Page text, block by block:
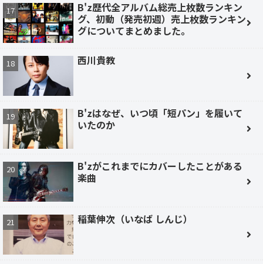
B'z歴代全アルバム総売上枚数ランキン
グ、初動（発売初週）売上枚数ランキン
グについてまとめました。
西川貴教
B'zはなぜ、いつ頃「短パン」を履いて
いたのか
B'zがこれまでにカバーしたことがある
楽曲
稲葉伸次（いなば しんじ）